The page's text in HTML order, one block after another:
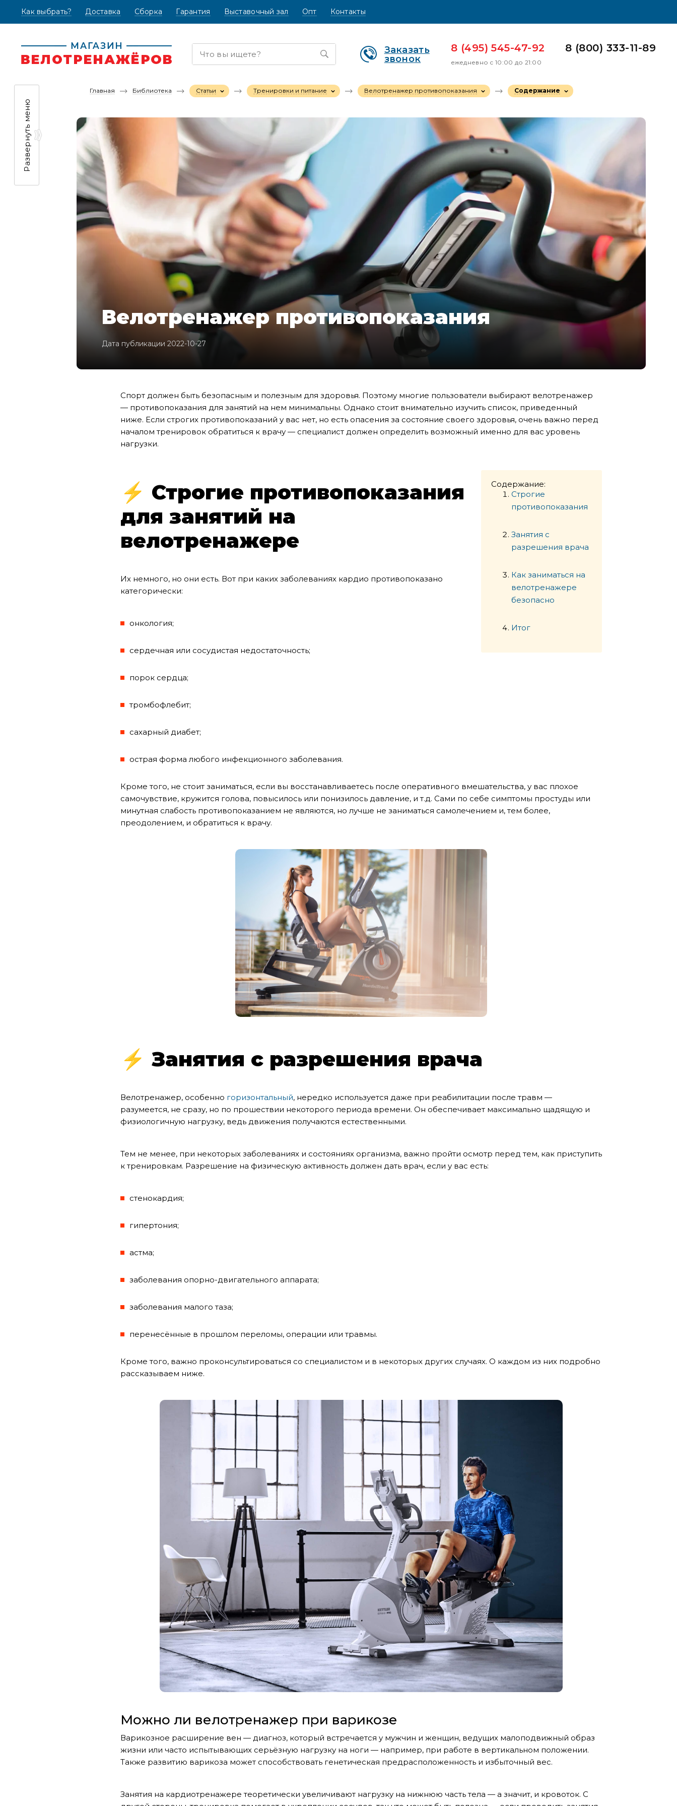
Как выбрать? (текущая)
Доставка Сборка Гарантия Выставочный зал Опт Контакты
Заказать
звонок
8 (495) 545-47-92
ежедневно с 10:00 до 21:00
8 (800) 333-11-89
Развернуть меню
Главная Библиотека Статьи Тренировки и питание Велотренажер противопоказания Содержание
Велотренажер противопоказания
Дата публикации 2022-10-27
Спорт должен быть безопасным и полезным для здоровья. Поэтому многие пользователи выбирают велотренажер
— противопоказания для занятий на нем минимальны. Однако стоит внимательно изучить список, приведенный
ниже. Если строгих противопоказаний у вас нет, но есть опасения за состояние своего здоровья, очень важно перед
началом тренировок обратиться к врачу — специалист должен определить возможный именно для вас уровень
нагрузки.
Содержание:
Строгие
противопоказания
Занятия с
разрешения врача
Как заниматься на
велотренажере
безопасно
Итог
⚡ Строгие противопоказания
для занятий на
велотренажере
Их немного, но они есть. Вот при каких заболеваниях кардио противопоказано
категорически:
онкология;
сердечная или сосудистая недостаточность;
порок сердца;
тромбофлебит;
сахарный диабет;
острая форма любого инфекционного заболевания.
Кроме того, не стоит заниматься, если вы восстанавливаетесь после оперативного вмешательства, у вас плохое
самочувствие, кружится голова, повысилось или понизилось давление, и т.д. Сами по себе симптомы простуды или
минутная слабость противопоказанием не являются, но лучше не заниматься самолечением и, тем более,
преодолением, и обратиться к врачу.
⚡ Занятия с разрешения врача
Велотренажер, особенно горизонтальный, нередко используется даже при реабилитации после травм —
разумеется, не сразу, но по прошествии некоторого периода времени. Он обеспечивает максимально щадящую и
физиологичную нагрузку, ведь движения получаются естественными.
Тем не менее, при некоторых заболеваниях и состояниях организма, важно пройти осмотр перед тем, как приступить
к тренировкам. Разрешение на физическую активность должен дать врач, если у вас есть:
стенокардия;
гипертония;
астма;
заболевания опорно-двигательного аппарата;
заболевания малого таза;
перенесённые в прошлом переломы, операции или травмы.
Кроме того, важно проконсультироваться со специалистом и в некоторых других случаях. О каждом из них подробно
рассказываем ниже.
Можно ли велотренажер при варикозе
Варикозное расширение вен — диагноз, который встречается у мужчин и женщин, ведущих малоподвижный образ
жизни или часто испытывающих серьёзную нагрузку на ноги — например, при работе в вертикальном положении.
Также развитию варикоза может способствовать генетическая предрасположенность и избыточный вес.
Занятия на кардиотренажере теоретически увеличивают нагрузку на нижнюю часть тела — а значит, и кровоток. С